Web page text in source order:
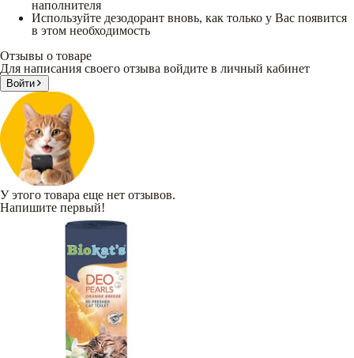
наполнителя
Используйте дезодорант вновь, как только у Вас появится
в этом необходимость
Отзывы о товаре
Для написания своего отзыва войдите в личный кабинет
Войти
У этого товара еще нет отзывов.
Напишите первый!